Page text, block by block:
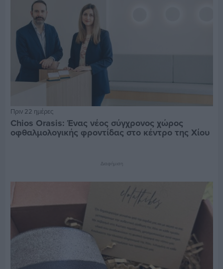
Πριν 22 ημέρες
Chios Orasis: Ένας νέος σύγχρονος χώρος
οφθαλμολογικής φροντίδας στο κέντρο της Χίου
Διαφήμιση